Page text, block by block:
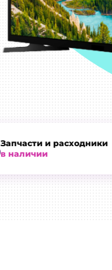
Запчасти и расходники
в наличии